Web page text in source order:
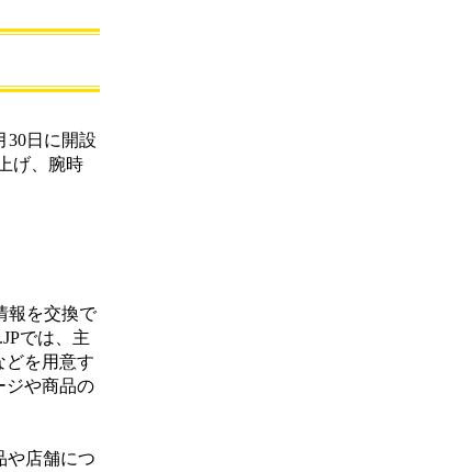
30日に開設
げ、腕時
報を交換で
では、主
どを用意す
ジや商品の
や店舗につ